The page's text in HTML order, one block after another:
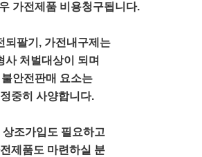
가전제품 비용청구됩니다.
되팔기, 가전내구제는
사 처벌대상이 되며
불안전판매 요소는
정중히 사양합니다.
상조가입도 필요하고
제품도 마련하실 분